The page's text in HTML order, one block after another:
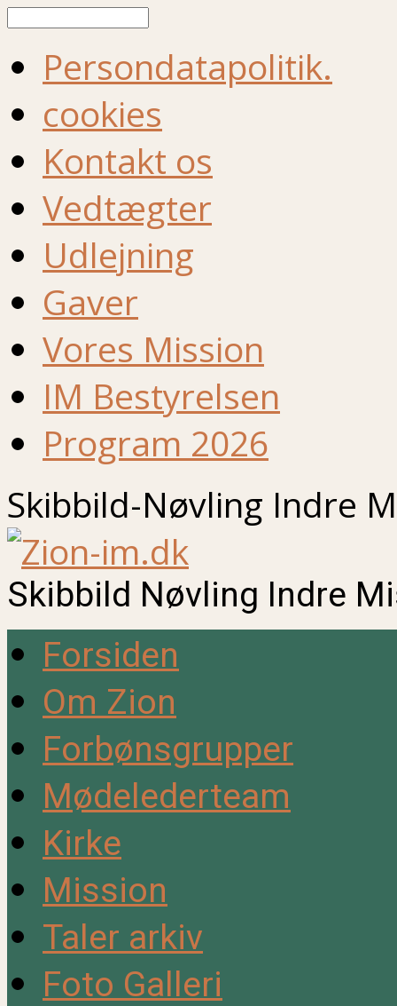
Persondatapolitik.
cookies
Kontakt os
Vedtægter
Udlejning
Gaver
Vores Mission
IM Bestyrelsen
Program 2026
Skibbild-Nøvling Indre
Skibbild Nøvling Indre
Forsiden
Om Zion
Forbønsgrupper
Mødelederteam
Kirke
Mission
Taler arkiv
Foto Galleri